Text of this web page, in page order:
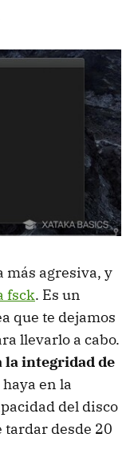
más agresiva, y
fsck. Es un
que te dejamos
llevarlo a cabo.
la integridad de
en la
del disco
desde 20